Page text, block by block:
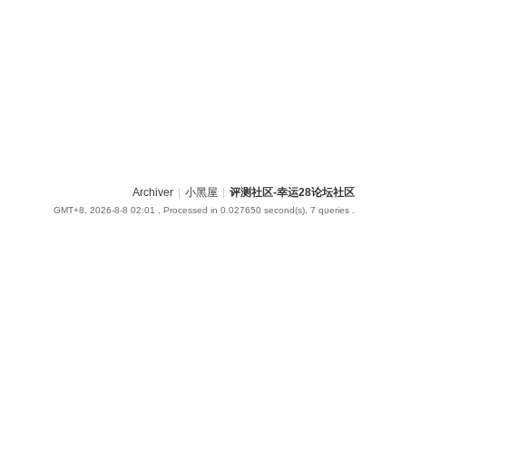
Archiver 小黑屋 评测社区-幸运28论坛社区
GMT+8, 2026-8-8 02:01 , Processed in 0.027650 second(s), 7 queries .